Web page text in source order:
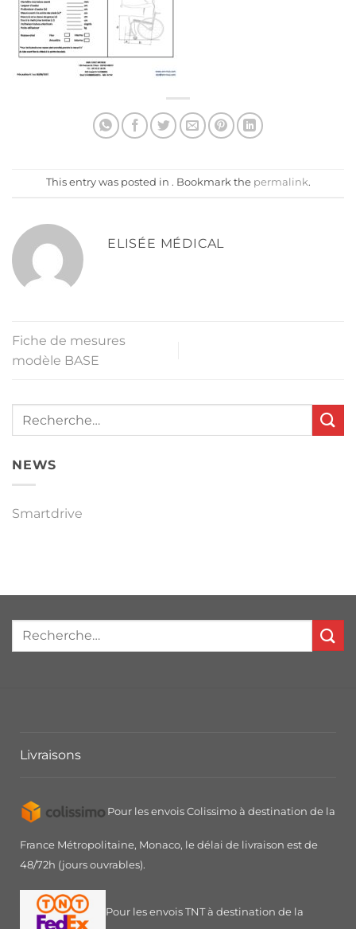
This entry was posted in . Bookmark the permalink.
ELISÉE MÉDICAL
Fiche de mesures
modèle BASE
NEWS
Smartdrive
Livraisons
Pour les envois Colissimo à destination de la
France Métropolitaine, Monaco, le délai de livraison est de
48/72h (jours ouvrables).
Pour les envois TNT à destination de la